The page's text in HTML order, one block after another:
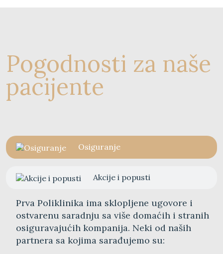
Pogodnosti za naše
pacijente
Osiguranje
Akcije i popusti
Prva Poliklinika ima sklopljene ugovore i
ostvarenu saradnju sa više domaćih i stranih
osiguravajućih kompanija. Neki od naših
partnera sa kojima sarađujemo su: